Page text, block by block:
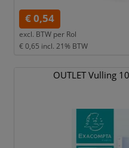
€ 0,54
excl. BTW per Rol
€ 0,65 incl. 21% BTW
OUTLET Vulling